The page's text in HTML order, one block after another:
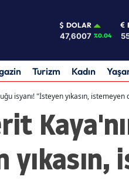
DOLAR
47,6007 %0.04
Turizm Kadın
isyanı! "İsteyen yıkasın, istemeyen